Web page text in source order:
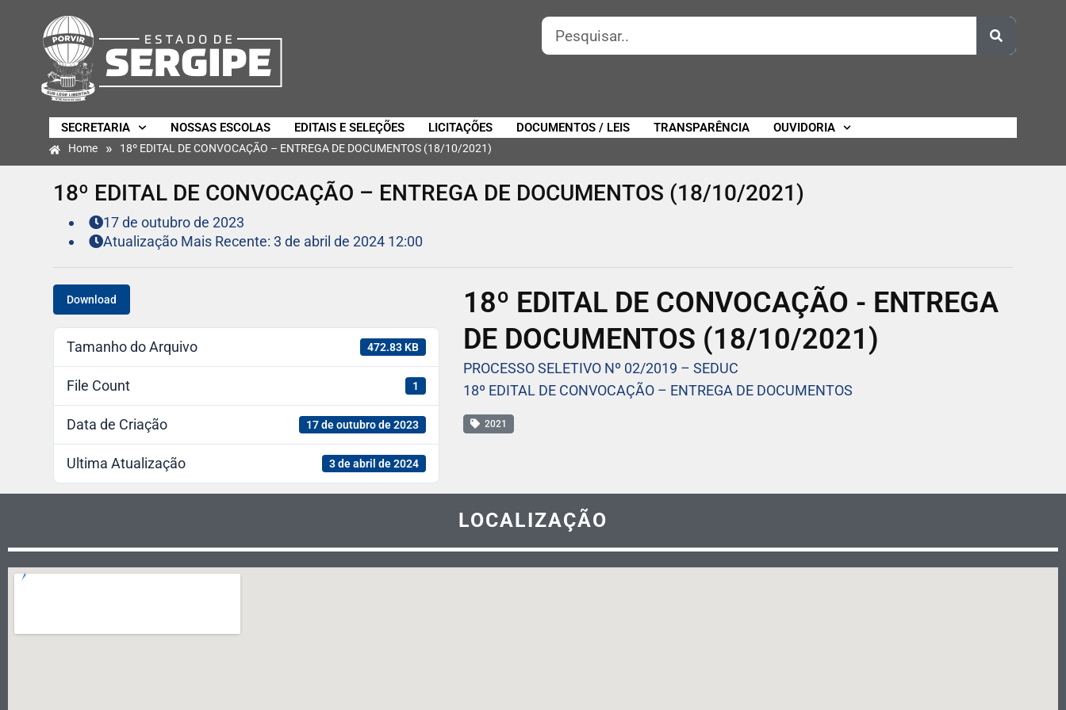
SECRETARIA NOSSAS ESCOLAS EDITAIS E SELEÇÕES LICITAÇÕES DOCUMENTOS / LEIS TRANSPARÊNCIA OUVIDORIA
Home » 18º EDITAL DE CONVOCAÇÃO – ENTREGA DE DOCUMENTOS (18/10/2021)
18º EDITAL DE CONVOCAÇÃO – ENTREGA DE DOCUMENTOS (18/10/2021)
17 de outubro de 2023
Atualização Mais Recente: 3 de abril de 2024 12:00
Download
Tamanho do Arquivo 472.83 KB
File Count 1
Data de Criação 17 de outubro de 2023
Ultima Atualização 3 de abril de 2024
18º EDITAL DE CONVOCAÇÃO - ENTREGA
DE DOCUMENTOS (18/10/2021)
PROCESSO SELETIVO Nº 02/2019 – SEDUC
18º EDITAL DE CONVOCAÇÃO – ENTREGA DE DOCUMENTOS
2021
LOCALIZAÇÃO